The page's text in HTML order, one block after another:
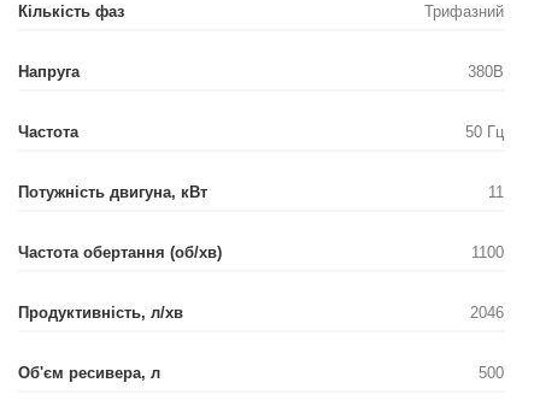
Кількість фаз Трифазний
Напруга 380В
Частота 50 Гц
Потужність двигуна, кВт 11
Частота обертання (об/хв) 1100
Продуктивність, л/хв 2046
Об'єм ресивера, л 500